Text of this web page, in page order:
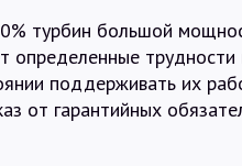
турбин большой
трудности
поддерживать их
от гарантийных